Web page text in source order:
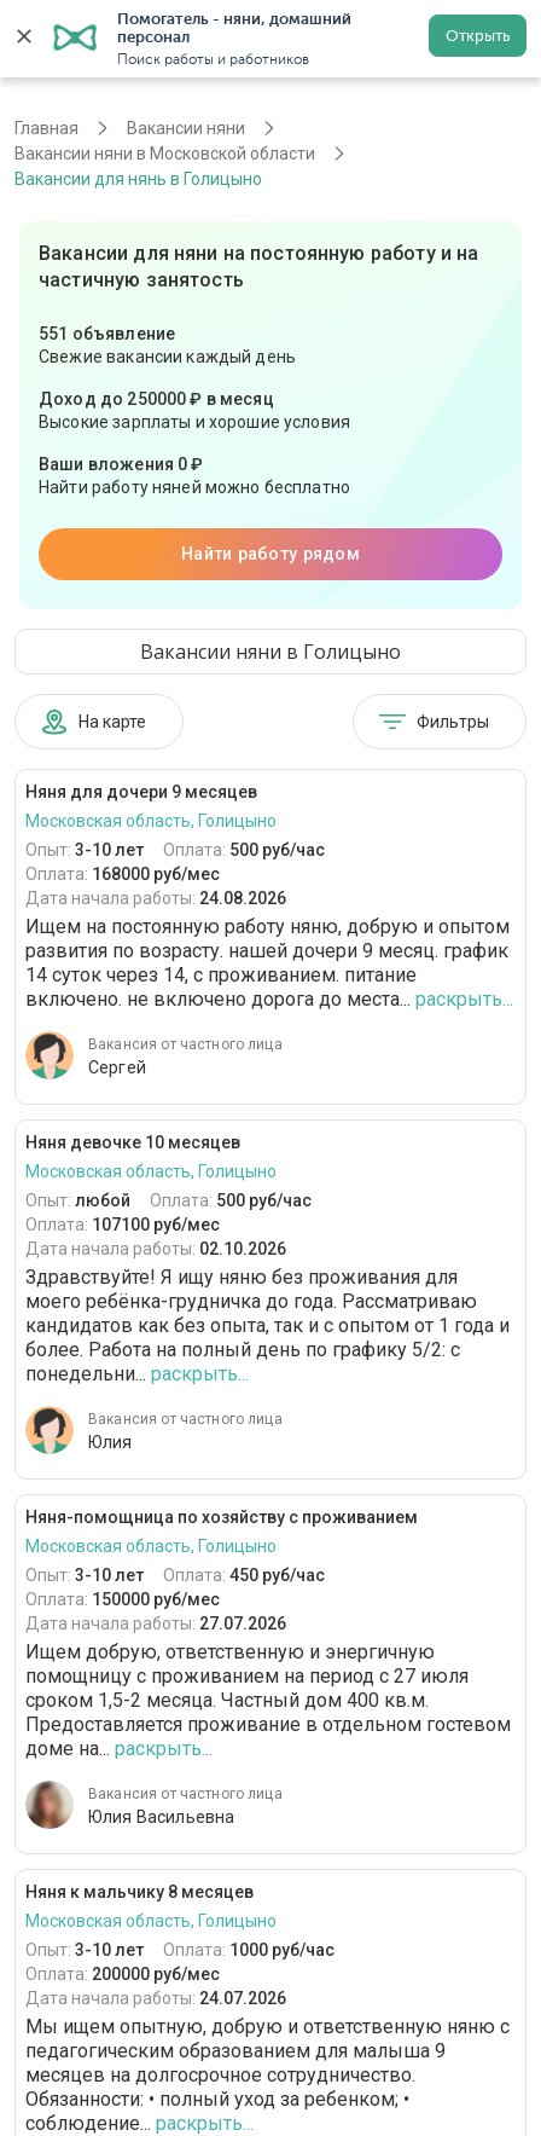
Помогатель - няни, домашний
персонал
Поиск работы и работников
Открыть
Регистрация
Главная
Вакансии няни
Вакансии няни в Московской области
Вакансии для нянь в Голицыно
Вакансии для няни на постоянную работу и на
частичную занятость
551 объявление
Свежие вакансии каждый день
Доход до 250000 ₽ в месяц
Высокие зарплаты и хорошие условия
Ваши вложения 0 ₽
Найти работу няней можно бесплатно
Найти работу рядом
Вакансии няни в Голицыно
На карте Фильтры
Няня для дочери 9 месяцев
Московская область, Голицыно
Опыт: 3-10 лет Оплата: 500 руб/час
Оплата: 168000 руб/мес
Дата начала работы: 24.08.2026
Ищем на постоянную работу няню, добрую и опытом
развития по возрасту. нашей дочери 9 месяц. график
14 суток через 14, с проживанием. питание
включено. не включено дорога до места... раскрыть...
Вакансия от частного лица
Сергей
Няня девочке 10 месяцев
Московская область, Голицыно
Опыт: любой Оплата: 500 руб/час
Оплата: 107100 руб/мес
Дата начала работы: 02.10.2026
Здравствуйте! Я ищу няню без проживания для
моего ребёнка-грудничка до года. Рассматриваю
кандидатов как без опыта, так и с опытом от 1 года и
более. Работа на полный день по графику 5/2: с
понедельни... раскрыть...
Вакансия от частного лица
Юлия
Няня-помощница по хозяйству с проживанием
Московская область, Голицыно
Опыт: 3-10 лет Оплата: 450 руб/час
Оплата: 150000 руб/мес
Дата начала работы: 27.07.2026
Ищем добрую, ответственную и энергичную
помощницу с проживанием на период с 27 июля
сроком 1,5-2 месяца. Частный дом 400 кв.м.
Предоставляется проживание в отдельном гостевом
доме на... раскрыть...
Вакансия от частного лица
Юлия Васильевна
Няня к мальчику 8 месяцев
Московская область, Голицыно
Опыт: 3-10 лет Оплата: 1000 руб/час
Оплата: 200000 руб/мес
Дата начала работы: 24.07.2026
Мы ищем опытную, добрую и ответственную няню с
педагогическим образованием для малыша 9
месяцев на долгосрочное сотрудничество.
Обязанности: • полный уход за ребенком; •
соблюдение... раскрыть...